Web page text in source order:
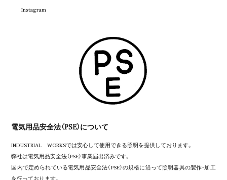
Instagram
電気用品安全法（PSE）について
INDUSTRIAL WORKSでは安心して使用できる照明を提供しております。
弊社は電気用品安全法（PSE）事業届出済みです。
国内で定められている電気用品安全法（PSE）の規格に沿って照明器具の製作・加工
を行っております。